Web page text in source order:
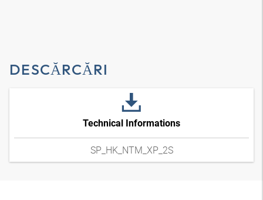
DESCĂRCĂRI
Technical Informations
SP_HK_NTM_XP_2S